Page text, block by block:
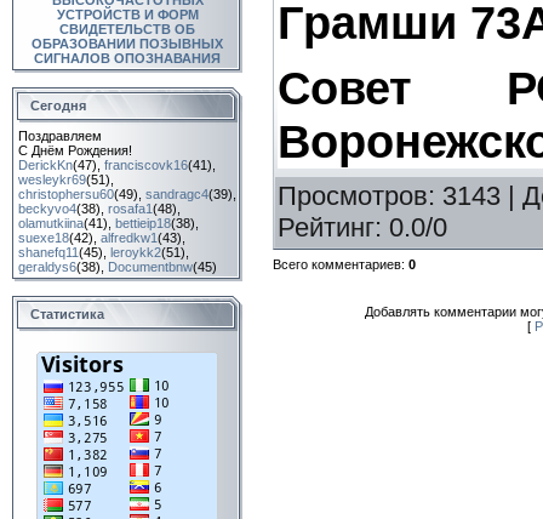
УСТРОЙСТВ И ФОРМ
СВИДЕТЕЛЬСТВ ОБ
ОБРАЗОВАНИИ ПОЗЫВНЫХ
СИГНАЛОВ ОПОЗНАВАНИЯ
Сегодня
Поздравляем
С Днём Рождения!
DerickKn(47) franciscovk16(41)
wesleykr69(51)
christophersu60(49) sandragc4(39)
beckyvo4(38) rosafa1(48)
olamutkiina(41) bettieip18(38)
suexe18(42) alfredkw1(43)
shanefq11(45) leroykk2(51)
geraldys6(38) Documentbnw(45)
Статистика
Грамши
Совет
Просмотров: 3143 |
Рейтинг: 0.0/0
Всего комментариев: 0
Добавлять комментарии
[